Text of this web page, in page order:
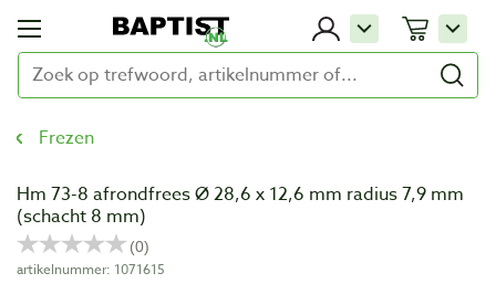
Frezen
Hm 73-8 afrondfrees Ø 28,6 x 12,6 mm radius 7,9 mm
(schacht 8 mm)
artikelnummer: 1071615